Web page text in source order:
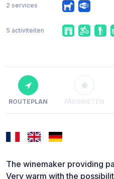
2 services
5 activiteiten
ROUTEPLAN FAVORIETEN
The winemaker providing
Very warm with the